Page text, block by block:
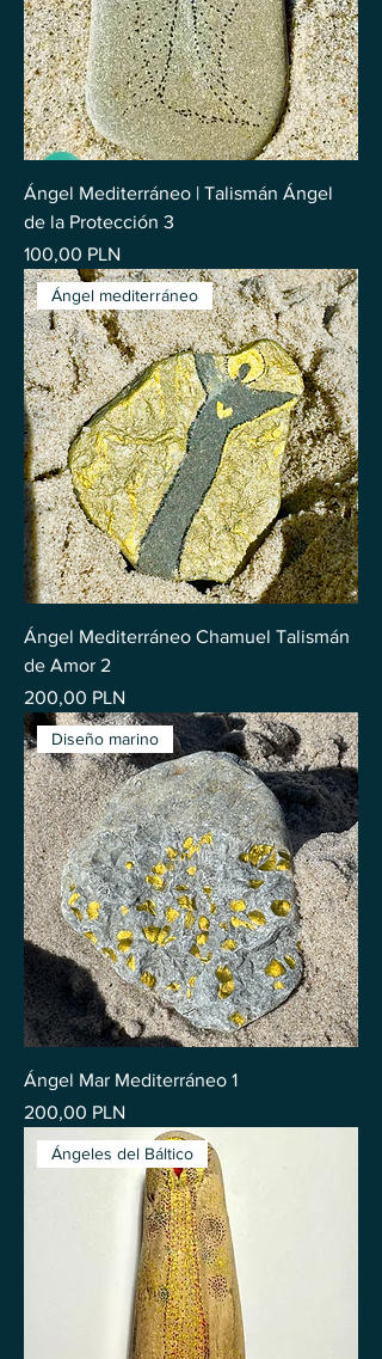
Ángel Mediterráneo | Talismán Ángel
de la Protección 3
Precio
100,00 PLN
Ángel mediterráneo
Ángel Mediterráneo Chamuel Talismán
de Amor 2
Precio
200,00 PLN
Diseño marino
Ángel Mar Mediterráneo 1
Precio
200,00 PLN
Ángeles del Báltico